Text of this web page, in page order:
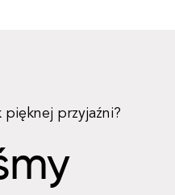
przyjaźni?